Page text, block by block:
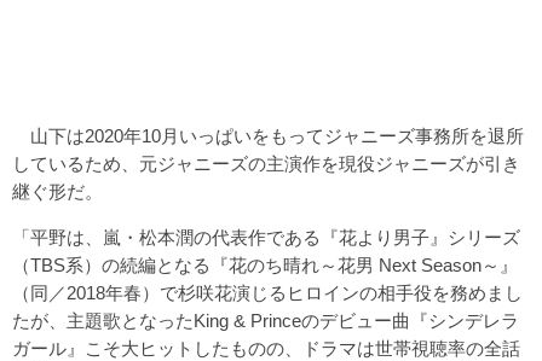
山下は2020年10月いっぱいをもってジャニーズ事務所を退所
しているため、元ジャニーズの主演作を現役ジャニーズが引き
継ぐ形だ。
「平野は、嵐・松本潤の代表作である『花より男子』シリーズ
（TBS系）の続編となる『花のち晴れ～花男 Next Season～』
（同／2018年春）で杉咲花演じるヒロインの相手役を務めまし
たが、主題歌となったKing & Princeのデビュー曲『シンデレラ
ガール』こそ大ヒットしたものの、ドラマは世帯視聴率の全話